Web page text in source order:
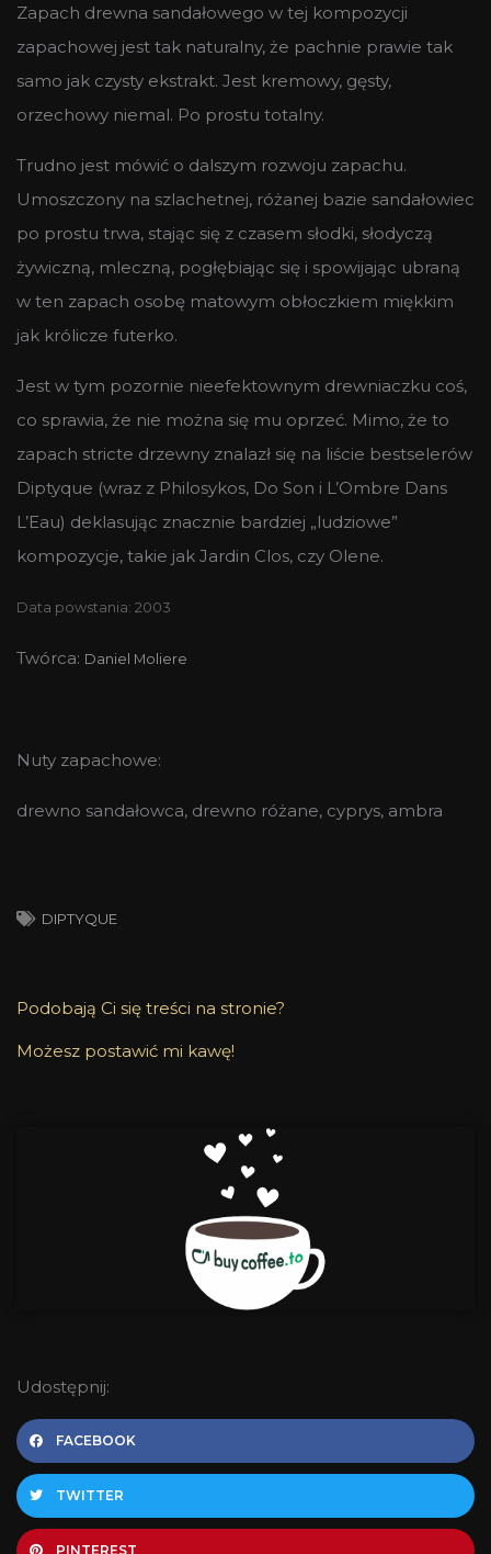
Zapach drewna sandałowego w tej kompozycji
zapachowej jest tak naturalny, że pachnie prawie tak
samo jak czysty ekstrakt. Jest kremowy, gęsty,
orzechowy niemal. Po prostu totalny.
Trudno jest mówić o dalszym rozwoju zapachu.
Umoszczony na szlachetnej, różanej bazie sandałowiec
po prostu trwa, stając się z czasem słodki, słodyczą
żywiczną, mleczną, pogłębiając się i spowijając ubraną
w ten zapach osobę matowym obłoczkiem miękkim
jak królicze futerko.
Jest w tym pozornie nieefektownym drewniaczku coś,
co sprawia, że nie można się mu oprzeć. Mimo, że to
zapach stricte drzewny znalazł się na liście bestselerów
Diptyque (wraz z Philosykos, Do Son i L’Ombre Dans
L’Eau) deklasując znacznie bardziej „ludziowe”
kompozycje, takie jak Jardin Clos, czy Olene.
Data powstania: 2003
Twórca: Daniel Moliere
Nuty zapachowe:
drewno sandałowca, drewno różane, cyprys, ambra
DIPTYQUE
Podobają Ci się treści na stronie?
Możesz postawić mi kawę!
Udostępnij:
FACEBOOK
TWITTER
PINTEREST